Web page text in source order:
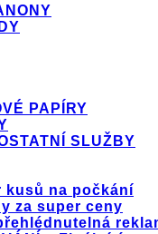
PAPÍRY
SLUŽBY
kusů na počkání
za super ceny